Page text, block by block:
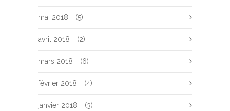
mai 2018 (5)
avril 2018 (2)
mars 2018 (6)
février 2018 (4)
janvier 2018 (3)